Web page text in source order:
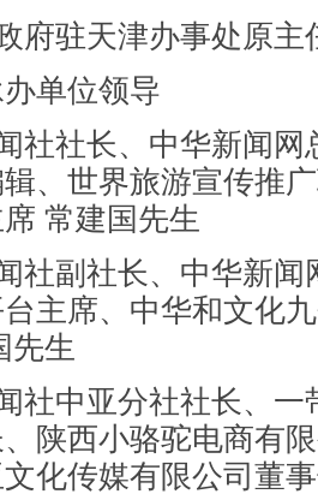
驻天津办事处原主
单位领导
社长、中华新闻网
、世界旅游宣传推
常建国先生
副社长、中华新闻
主席、中华和文化
先生
中亚分社社长、一
陕西小骆驼电商有
化传媒有限公司董